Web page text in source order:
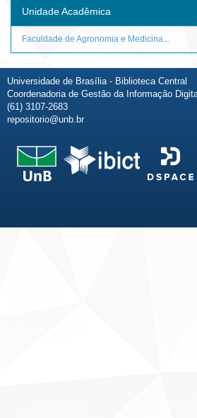
Unidade Acadêmica
Faculdade de Agronomia e Medicina...
Universidade de Brasília - Biblioteca Central
Coordenadoria de Gestão da Informação
(61) 3107-2683
repositorio@unb.br